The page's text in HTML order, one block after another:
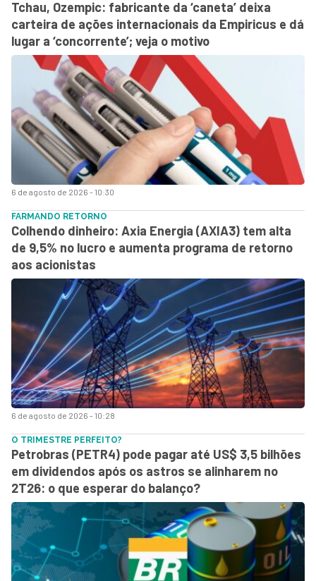
6 de agosto de 2026 - 10:30
Tchau, Ozempic: fabricante da ‘caneta’ deixa
carteira de ações internacionais da Empiricus e dá
lugar a ‘concorrente’; veja o motivo
6 de agosto de 2026 - 10:28
FARMANDO RETORNO
Colhendo dinheiro: Axia Energia (AXIA3) tem alta
de 9,5% no lucro e aumenta programa de retorno
aos acionistas
O TRIMESTRE PERFEITO?
Petrobras (PETR4) pode pagar até US$ 3,5 bilhões
em dividendos após os astros se alinharem no
2T26: o que esperar do balanço?